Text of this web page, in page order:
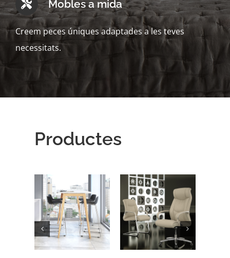
Mobles a mida
Creem peces úniques adaptades a les teves
necessitats.
Productes